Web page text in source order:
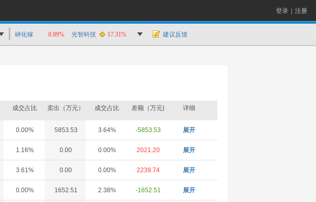
登录 注册
砷化镓 8.89% 光智科技 17.31% 建议反馈
成交占比 卖出（万元） 成交占比 差额（万元) 详细
0.00% 5853.53 3.64% -5853.53 展开
1.16% 0.00 0.00% 2021.20 展开
3.61% 0.00 0.00% 2239.74 展开
0.00% 1652.51 2.38% -1652.51 展开